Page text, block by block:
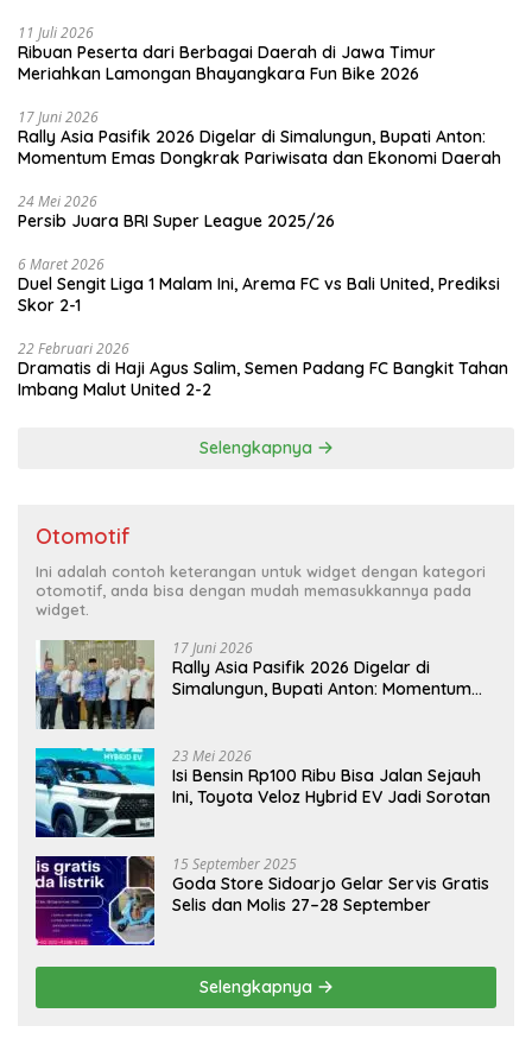
11 Juli 2026
Ribuan Peserta dari Berbagai Daerah di Jawa Timur
Meriahkan Lamongan Bhayangkara Fun Bike 2026
17 Juni 2026
Rally Asia Pasifik 2026 Digelar di Simalungun, Bupati Anton:
Momentum Emas Dongkrak Pariwisata dan Ekonomi Daerah
24 Mei 2026
Persib Juara BRI Super League 2025/26
6 Maret 2026
Duel Sengit Liga 1 Malam Ini, Arema FC vs Bali United, Prediksi
Skor 2-1
22 Februari 2026
Dramatis di Haji Agus Salim, Semen Padang FC Bangkit Tahan
Imbang Malut United 2-2
Selengkapnya
Otomotif
Ini adalah contoh keterangan untuk widget dengan kategori
otomotif, anda bisa dengan mudah memasukkannya pada
widget.
17 Juni 2026
Rally Asia Pasifik 2026 Digelar di
Simalungun, Bupati Anton: Momentum
23 Mei 2026
Isi Bensin Rp100 Ribu Bisa Jalan Sejauh
Ini, Toyota Veloz Hybrid EV Jadi Sorotan
15 September 2025
Goda Store Sidoarjo Gelar Servis Gratis
Selis dan Molis 27–28 September
Selengkapnya